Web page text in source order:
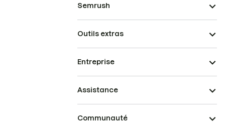
Semrush
Outils extras
Entreprise
Assistance
Communauté